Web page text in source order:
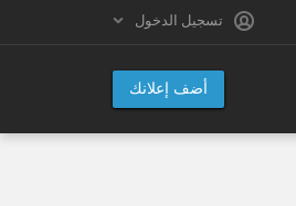
تسجيل الدخول
أضف إعلانك